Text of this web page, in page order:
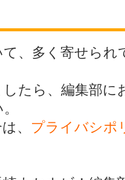
、多く寄せられ
たら、編集部
、 プライバシポ